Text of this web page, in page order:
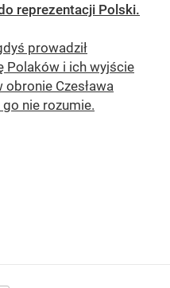
reprezentacji Polski.
prowadził
Polaków i ich wyjście
obronie Czesława
nie rozumie.